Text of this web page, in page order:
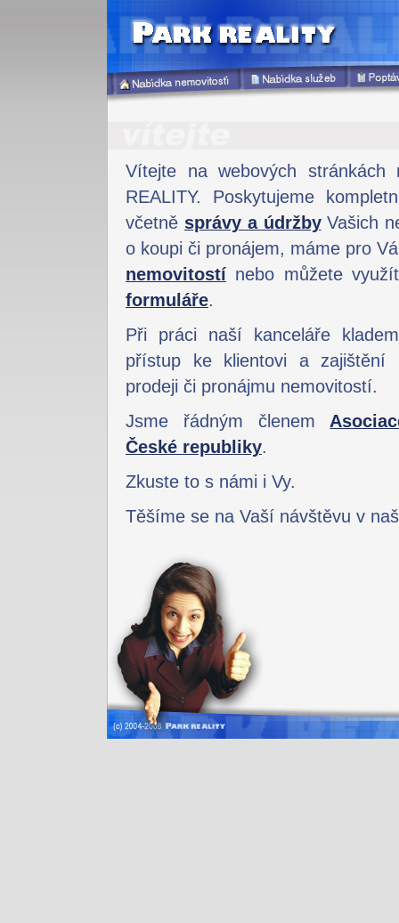
Vítejte na webových stránkách
REALITY. Poskytujeme
včetně správy a údržbyVašich
o koupi či pronájem, máme pro
nemovitostí nebo můžete
formuláře.
Při práci naší kanceláře
přístup ke klientovi a zajištění
prodeji či pronájmu nemovitostí.
Jsme řádným členem
České republiky.
Zkuste to s námi i Vy.
Těšíme se na Vaší návštěvu v